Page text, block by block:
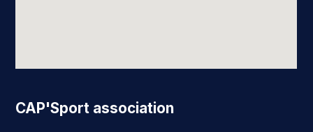
CAP'Sport association